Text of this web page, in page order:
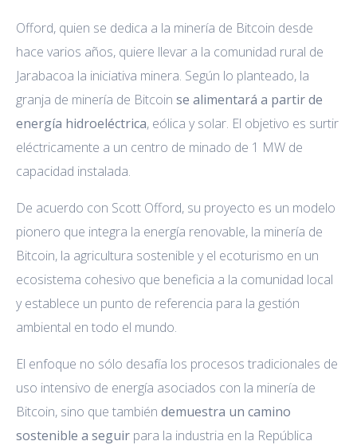
Offord, quien se dedica a la minería de Bitcoin desde
hace varios años, quiere llevar a la comunidad rural de
Jarabacoa la iniciativa minera. Según lo planteado, la
granja de minería de Bitcoin se alimentará a partir de
energía hidroeléctrica, eólica y solar. El objetivo es surtir
eléctricamente a un centro de minado de 1 MW de
capacidad instalada.
De acuerdo con Scott Offord, su proyecto es un modelo
pionero que integra la energía renovable, la minería de
Bitcoin, la agricultura sostenible y el ecoturismo en un
ecosistema cohesivo que beneficia a la comunidad local
y establece un punto de referencia para la gestión
ambiental en todo el mundo.
El enfoque no sólo desafía los procesos tradicionales de
uso intensivo de energía asociados con la minería de
Bitcoin, sino que también demuestra un camino
sostenible a seguir para la industria en la República